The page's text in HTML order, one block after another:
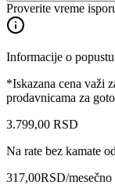
Proverite vreme
Informacije o popustu
*Iskazana cena važi
prodavnicama za
3.799,00 RSD
Na rate bez kamate od
317,00RSD/mesečno